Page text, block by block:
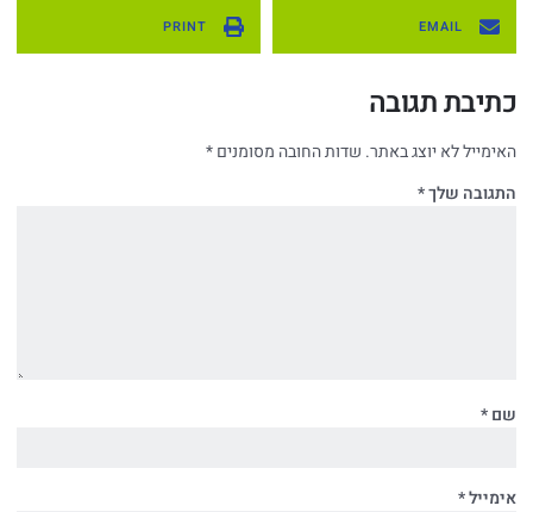
EMAIL
PRINT
כתיבת תגובה
האימייל לא יוצג באתר. שדות החובה מסומנים*
התגובה שלך*
שם*
אימייל*